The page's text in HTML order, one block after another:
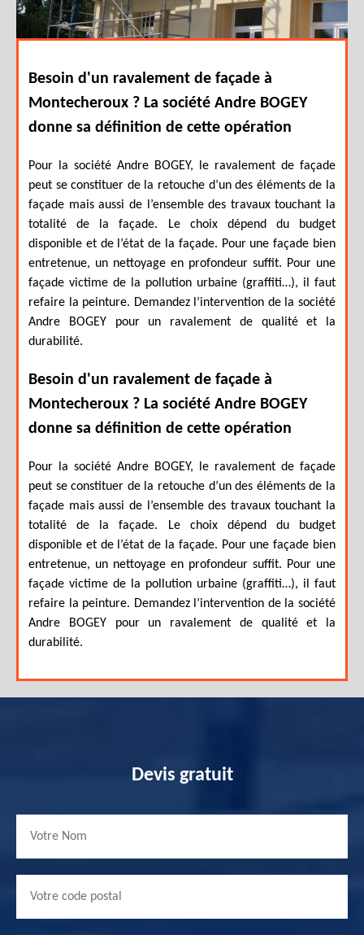
Besoin d'un ravalement de façade à
Montecheroux ? La société Andre BOGEY
donne sa définition de cette opération
Pour la société Andre BOGEY, le ravalement de façade
peut se constituer de la retouche d’un des éléments de la
façade mais aussi de l’ensemble des travaux touchant la
totalité de la façade. Le choix dépend du budget
disponible et de l’état de la façade. Pour une façade bien
entretenue, un nettoyage en profondeur suffit. Pour une
façade victime de la pollution urbaine (graffiti…), il faut
refaire la peinture. Demandez l’intervention de la société
Andre BOGEY pour un ravalement de qualité et la
durabilité.
Besoin d'un ravalement de façade à
Montecheroux ? La société Andre BOGEY
donne sa définition de cette opération
Pour la société Andre BOGEY, le ravalement de façade
peut se constituer de la retouche d’un des éléments de la
façade mais aussi de l’ensemble des travaux touchant la
totalité de la façade. Le choix dépend du budget
disponible et de l’état de la façade. Pour une façade bien
entretenue, un nettoyage en profondeur suffit. Pour une
façade victime de la pollution urbaine (graffiti…), il faut
refaire la peinture. Demandez l’intervention de la société
Andre BOGEY pour un ravalement de qualité et la
durabilité.
Devis gratuit